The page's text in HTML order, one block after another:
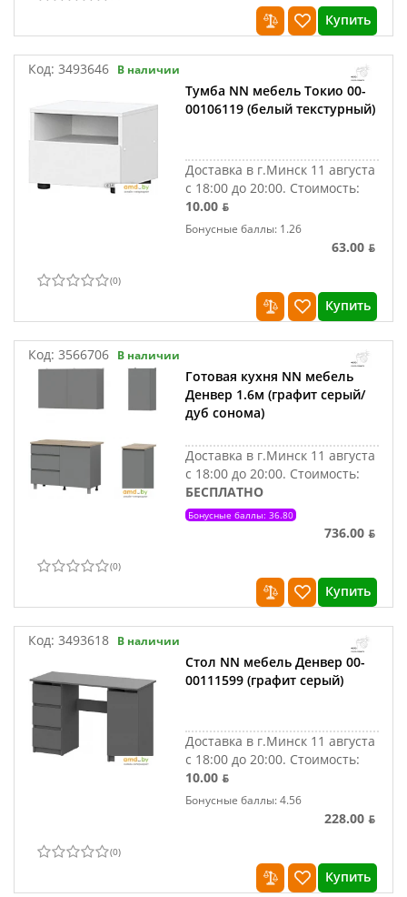
Купить
Код: 3493646 В наличии
Тумба NN мебель Токио 00-
00106119 (белый текстурный)
Доставка в г.Минск 11 августа
с 18:00 до 20:00. Стоимость:
10.00 ƃ
Бонусные баллы: 1.26
63.00 ƃ
(0)
Купить
Код: 3566706 В наличии
Готовая кухня NN мебель
Денвер 1.6м (графит серый/
дуб сонома)
Доставка в г.Минск 11 августа
с 18:00 до 20:00. Стоимость:
БЕСПЛАТНО
Бонусные баллы: 36.80
736.00 ƃ
(0)
Купить
Код: 3493618 В наличии
Стол NN мебель Денвер 00-
00111599 (графит серый)
Доставка в г.Минск 11 августа
с 18:00 до 20:00. Стоимость:
10.00 ƃ
Бонусные баллы: 4.56
228.00 ƃ
(0)
Купить